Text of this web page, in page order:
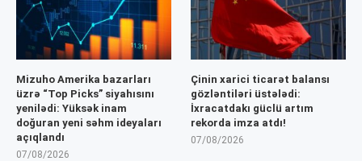
Mizuho Amerika bazarları
üzrə “Top Picks” siyahısını
yenilədi: Yüksək inam
doğuran yeni səhm ideyaları
açıqlandı
07/08/2026
Çinin xarici ticarət balansı
gözləntiləri üstələdi:
İxracatdakı güclü artım
rekorda imza atdı!
07/08/2026